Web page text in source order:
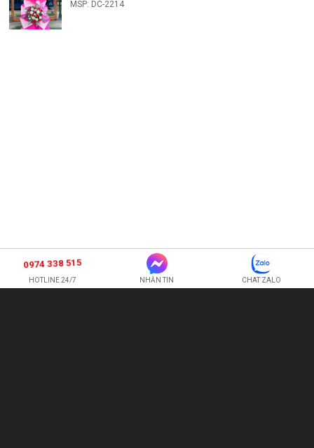
MSP: DC-2214
0974 338 515
HOTLINE 24/7 NHẮN TIN CHAT ZALO